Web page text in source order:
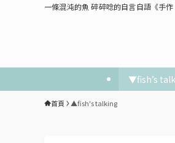
一條混沌的魚 碎碎唸的自言自語《
▼fish’s
首頁 ▲fish's talking